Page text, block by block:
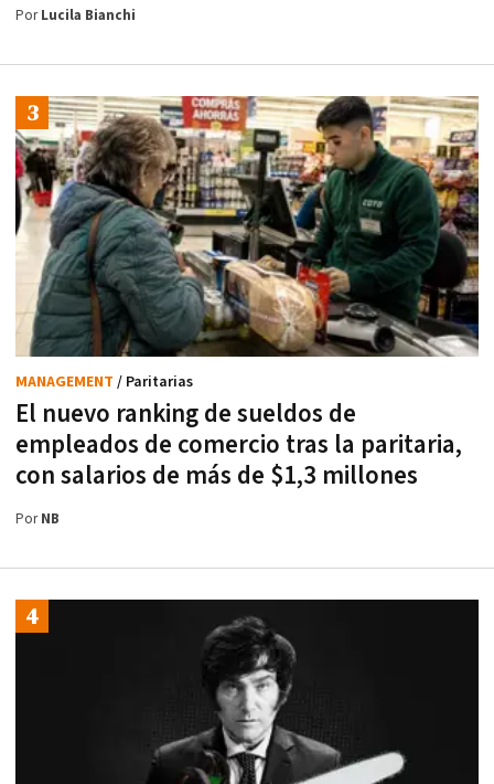
PorLucila Bianchi
El nuevo ranking de sueldos de
empleados de comercio tras la paritaria,
con salarios de más de $1,3 millones
MANAGEMENT / Paritarias
PorNB